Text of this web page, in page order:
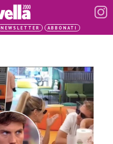
NEWSLETTER ABBONATI